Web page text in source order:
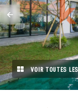
VOIR TOUTES